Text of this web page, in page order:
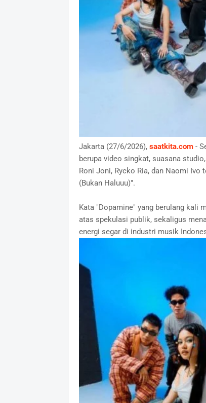
Jakarta (27/6/2026), saatkita.com-
berupa video singkat, suasana
Roni Joni, Rycko Ria, dan Naomi
(Bukan Haluuu)".
Kata "Dopamine" yang berulang kali
atas spekulasi publik, sekaligus
energi segar di industri musik